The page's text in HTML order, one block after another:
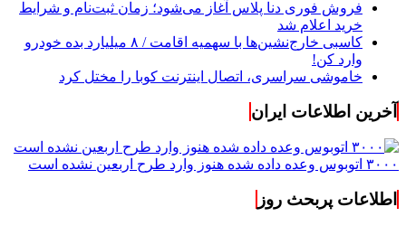
فروش فوری دنا پلاس آغاز می‌شود؛ زمان ثبت‌نام و شرایط
خرید اعلام شد
کاسبی خارج‌نشین‌ها با سهمیه اقامت / ۸ میلیارد بده خودرو
وارد کن!
خاموشی سراسری، اتصال اینترنت کوبا را مختل کرد
آخرین اطلاعات ایران
۳۰۰۰ اتوبوس وعده داده شده هنوز وارد طرح اربعین نشده است
اطلاعات پربحث روز